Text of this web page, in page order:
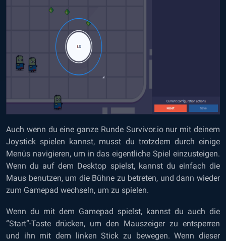
Auch wenn du eine ganze Runde Survivor.io nur mit deinem
Joystick spielen kannst, musst du trotzdem durch einige
Menüs navigieren, um in das eigentliche Spiel einzusteigen.
Wenn du auf dem Desktop spielst, kannst du einfach die
Maus benutzen, um die Bühne zu betreten, und dann wieder
zum Gamepad wechseln, um zu spielen.
Wenn du mit dem Gamepad spielst, kannst du auch die
“Start”-Taste drücken, um den Mauszeiger zu entsperren
und ihn mit dem linken Stick zu bewegen. Wenn dieser